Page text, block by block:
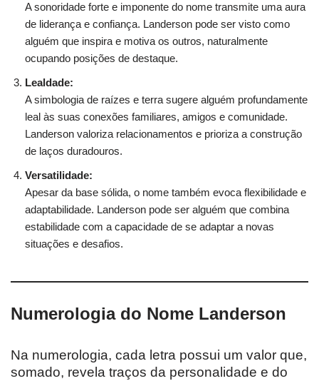
A sonoridade forte e imponente do nome transmite uma aura
de liderança e confiança. Landerson pode ser visto como
alguém que inspira e motiva os outros, naturalmente
ocupando posições de destaque.
Lealdade:
A simbologia de raízes e terra sugere alguém profundamente
leal às suas conexões familiares, amigos e comunidade.
Landerson valoriza relacionamentos e prioriza a construção
de laços duradouros.
Versatilidade:
Apesar da base sólida, o nome também evoca flexibilidade e
adaptabilidade. Landerson pode ser alguém que combina
estabilidade com a capacidade de se adaptar a novas
situações e desafios.
Numerologia do Nome Landerson
Na numerologia, cada letra possui um valor que,
somado, revela traços da personalidade e do